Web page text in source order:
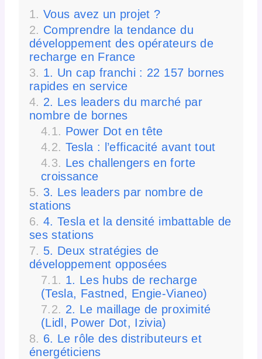
Vous avez un projet ?
Comprendre la tendance du
développement des opérateurs de
recharge en France
1. Un cap franchi : 22 157 bornes
rapides en service
2. Les leaders du marché par
nombre de bornes
Power Dot en tête
Tesla : l’efficacité avant tout
Les challengers en forte
croissance
3. Les leaders par nombre de
stations
4. Tesla et la densité imbattable de
ses stations
5. Deux stratégies de
développement opposées
1. Les hubs de recharge
(Tesla, Fastned, Engie-Vianeo)
2. Le maillage de proximité
(Lidl, Power Dot, Izivia)
6. Le rôle des distributeurs et
énergéticiens